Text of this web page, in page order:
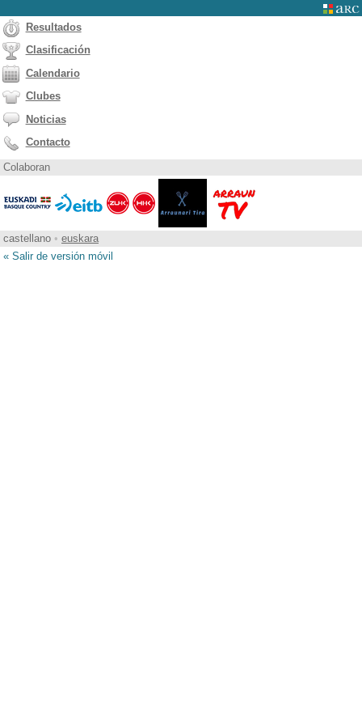
Resultados
Clasificación
Calendario
Clubes
Noticias
Contacto
Colaboran
castellano • euskara
« Salir de versión móvil